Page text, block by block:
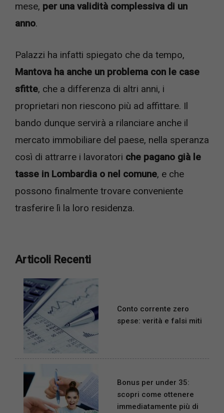
mese, per una validità complessiva di un
anno.
Palazzi ha infatti spiegato che da tempo,
Mantova ha anche un problema con le case
sfitte, che a differenza di altri anni, i
proprietari non riescono più ad affittare. Il
bando dunque servirà a rilanciare anche il
mercato immobiliare del paese, nella speranza
così di attrarre i lavoratori che pagano già le
tasse in Lombardia o nel comune, e che
possono finalmente trovare conveniente
trasferire lì la loro residenza.
Articoli Recenti
Conto corrente zero
spese: verità e falsi miti
Bonus per under 35:
scopri come ottenere
immediatamente più di